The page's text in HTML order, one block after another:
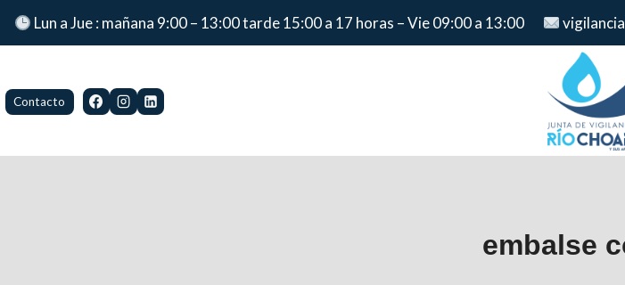
Lun a Jue : mañana 9:00 – 13:00 tarde 15:00 a 17 horas – Vie 09:00 a 13:00
Contacto
embalse